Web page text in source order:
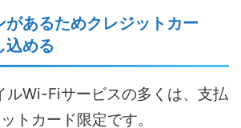
があるためクレジットカー
込める
ルWi-Fiサービスの多くは、支払
トカード限定です。